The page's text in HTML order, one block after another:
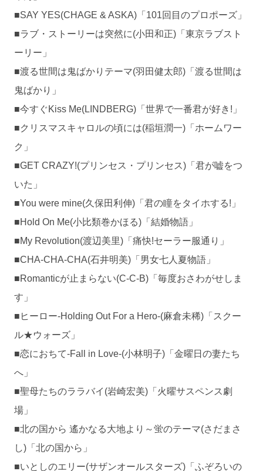
■SAY YES(CHAGE & ASKA)「101回目のプロポーズ」
■ラブ・ストーリーは突然に(小田和正)「東京ラブスト
ーリー」
■渡る世間は鬼ばかりテーマ(羽田健太郎)「渡る世間は
鬼ばかり」
■今すぐKiss Me(LINDBERG)「世界で一番君が好き!」
■クリスマスキャロルの頃には(稲垣潤一)「ホームワー
ク」
■GET CRAZY!(プリンセス・プリンセス)「君が嘘をつ
いた」
■You were mine(久保田利伸)「君の瞳をタイホする!」
■Hold On Me(小比類巻かほる)「結婚物語」
■My Revolution(渡辺美里)「痛快!セーラー服通り」
■CHA-CHA-CHA(石井明美)「男女七人夏物語」
■Romanticが止まらない(C-C-B)「毎度おさわがせしま
す」
■ヒーロー-Holding Out For a Hero-(麻倉未稀)「スクー
ル★ウォーズ」
■恋におちて-Fall in Love-(小林明子)「金曜日の妻たち
へ」
■聖母たちのララバイ(岩崎宏美)「火曜サスペンス劇
場」
■北の国から 遙かなる大地より～蛍のテーマ(さだまさ
し)「北の国から」
■いとしのエリー(サザンオールスターズ)「ふぞろいの